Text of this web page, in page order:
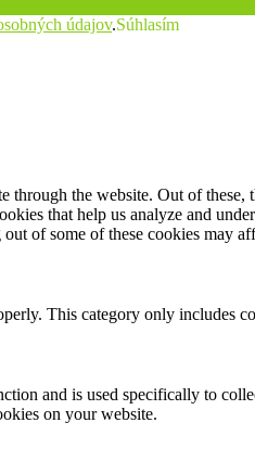
údajov.Súhlasím
the website. Out of these,
that help us analyze and
of some of these cookies may
This category only includes
and is used specifically to
on your website.